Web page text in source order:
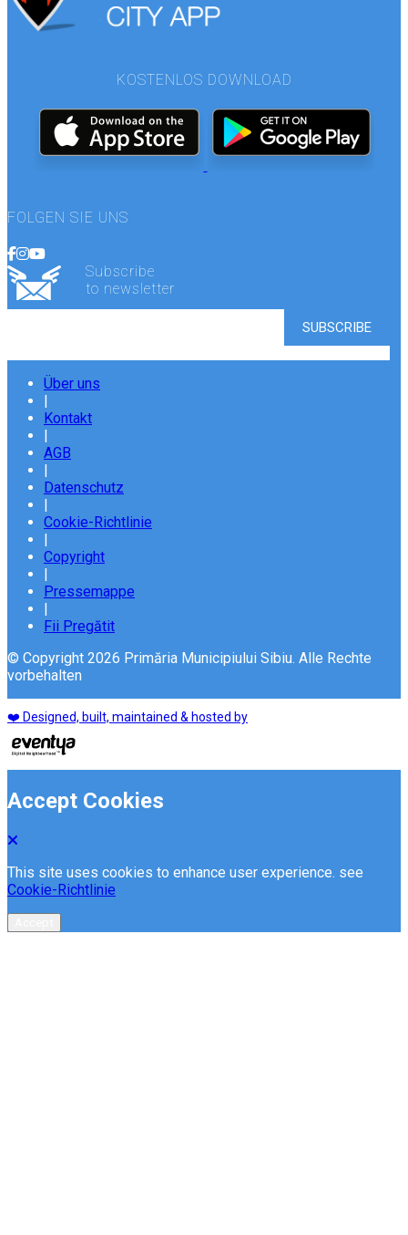
KOSTENLOS DOWNLOAD
FOLGEN SIE UNS
Subscribe
to newsletter
Über uns
|
Kontakt
|
AGB
|
Datenschutz
|
Cookie-Richtlinie
|
Copyright
|
Pressemappe
|
Fii Pregătit
© Copyright 2026 Primăria Municipiului Sibiu. Alle Rechte
vorbehalten
❤️ Designed, built, maintained & hosted by
Accept Cookies
This site uses cookies to enhance user experience. see
Cookie-Richtlinie